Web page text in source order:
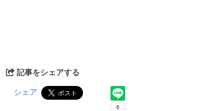
記事をシェアする
シェア